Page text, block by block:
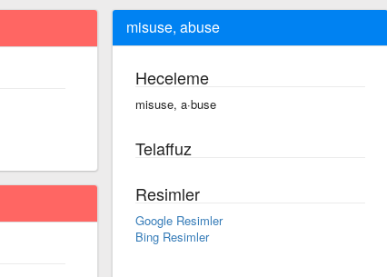
misuse, abuse
Heceleme
misuse, a·buse
Telaffuz
Resimler
Google Resimler
Bing Resimler